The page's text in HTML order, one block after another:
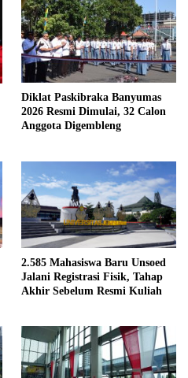
Diklat Paskibraka Banyumas
2026 Resmi Dimulai, 32 Calon
Anggota Digembleng
2.585 Mahasiswa Baru Unsoed
Jalani Registrasi Fisik, Tahap
Akhir Sebelum Resmi Kuliah